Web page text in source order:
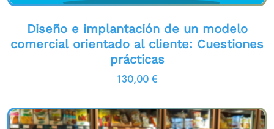
Diseño e implantación de un modelo
comercial orientado al cliente: Cuestiones
prácticas
130,00 €